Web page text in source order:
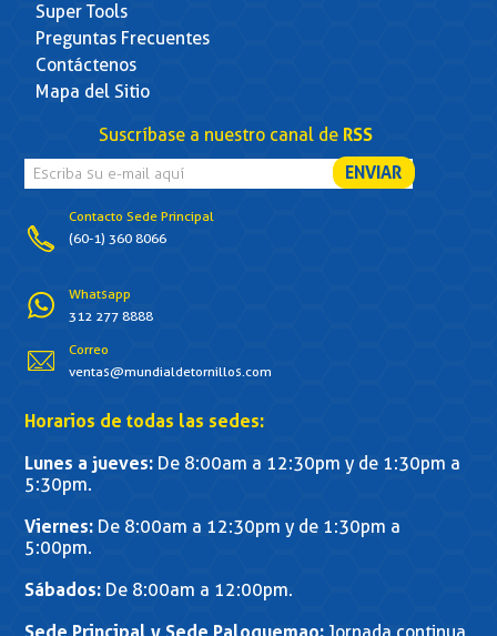
Super Tools
Preguntas Frecuentes
Contáctenos
Mapa del Sitio
Suscríbase a nuestro canal de RSS
Contacto Sede Principal
(60-1) 360 8066
Whatsapp
312 277 8888
Correo
ventas@mundialdetornillos.com
Horarios de todas las sedes:
Lunes a jueves: De 8:00am a 12:30pm y de 1:30pm a
5:30pm.
Viernes: De 8:00am a 12:30pm y de 1:30pm a
5:00pm.
Sábados: De 8:00am a 12:00pm.